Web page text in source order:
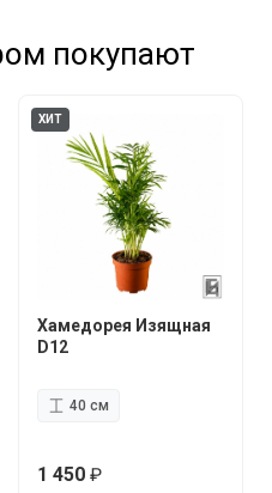
покупают
ХИТ
Хамедорея Изящная
D12
40 см
1 450